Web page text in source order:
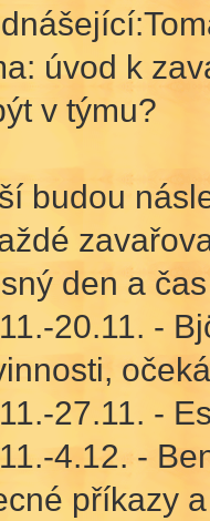
úvod k
v týmu?
budou
den a
20.11. -
27.11. -
4.12. -
příkazy